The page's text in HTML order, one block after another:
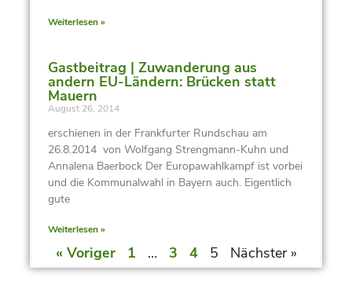
Weiterlesen »
Gastbeitrag | Zuwanderung aus
andern EU-Ländern: Brücken statt
Mauern
August 26, 2014
erschienen in der Frankfurter Rundschau am
26.8.2014 von Wolfgang Strengmann-Kuhn und
Annalena Baerbock Der Europawahlkampf ist vorbei
und die Kommunalwahl in Bayern auch. Eigentlich
gute
Weiterlesen »
« Voriger 1 … 3 4 5 Nächster »